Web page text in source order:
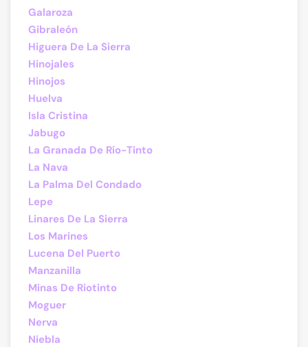
Galaroza
Gibraleón
Higuera De La Sierra
Hinojales
Hinojos
Huelva
Isla Cristina
Jabugo
La Granada De Río-Tinto
La Nava
La Palma Del Condado
Lepe
Linares De La Sierra
Los Marines
Lucena Del Puerto
Manzanilla
Minas De Riotinto
Moguer
Nerva
Niebla